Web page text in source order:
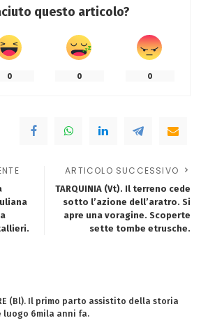
questo articolo?
0 0 0
ARTICOLO SUCCESSIVO
TARQUINIA (Vt). Il terreno cede
sotto l’azione dell’aratro. Si
apre una voragine. Scoperte
sette tombe etrusche.
(Bl). Il primo parto assistito della storia
luogo 6mila anni fa.